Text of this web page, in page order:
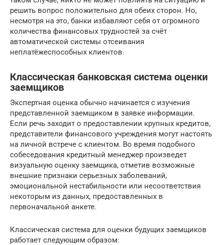
решить вопрос положительно для обеих сторон. Но,
несмотря на это, банки избавляют себя от огромного
количества финансовых трудностей за счёт
автоматической системы отсеивания
неплатёжеспособных клиентов.
Классическая банковская система оценки
заемщиков
Экспертная оценка обычно начинается с изучения
представленной заемщиком в заявке информации.
Если речь заходит о предоставлении крупных кредитов,
представители финансового учреждения могут настоять
на личной встрече с клиентом. Во время подобного
собеседования кредитный менеджер произведет
визуальную оценку заемщика, отметив возможные
внешние признаки серьезных заболеваний,
эмоциональной нестабильности или несоответствия
некоторым из данных, предоставленных в
первоначальной анкете.
Классическая система для оценки будущих заемщиков
работает следующим образом: